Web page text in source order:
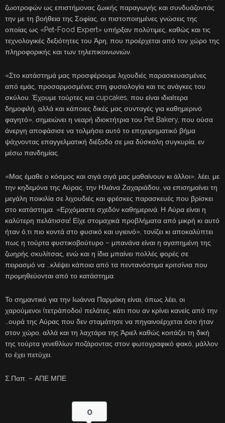
ζωοτροφών ως επιστήμονας ζωικής παραγωγής και συνδυάζοντάς
την με τη βοήθεια της Σοφίας, οι πιστοποιημένες γνώσεις της
οποίας ως «Pet-Food Εxpert» υπήρξαν πολύτιμες, καθώς και τις
τεχνολογικές δεξιότητες του Άρη, που προέρχεται από τον χώρο της
πληροφορικής και των τηλεπικοινωνιών.
«Στο κατάστημά μας προσφέρουμε λιχουδιές παρασκευασμένες
από εμάς, προσαρμοσμένες στη φυσιολογία και τις ανάγκες του
σκύλου. Έχουμε τούρτες και cupcakes, που είναι ιδιαίτερα
δημοφιλή, αλλά και κάποιες δικές μας συνταγές για καθημερινό
φαγητό», σημειώνει η νεαρή ιδιοκτήτρια του Pet Bakery, που ούσα
άνεργη αποφάσισε να τολμήσει αυτό το επιχειρηματικό βήμα
ψάχνοντας επαγγελματική διέξοδο σε μια δύσκολη συγκυρία, εν
μέσω πανδημίας.
«Μας έμαθε ο κόσμος και σιγά σιγά μας μαθαίνουν κι άλλοι», λέει, με
την κηδεμόνα της Αύρας, την Ηλιάνα Ζαχαριάδου, να επισημαίνει τη
μεγάλη ποικιλία σε λιχουδιές και φρέσκες παρασκευές που βρίσκει
στο κατάστημα. «Ερχόμαστε σχεδόν καθημερινά. Η Αύρα είναι η
καλύτερη πελάτισσα! Είχε στομαχικά προβλήματα από μικρή κι αυτό
ήταν ό,τι πιο κοντά στο φυσικό και υγιεινό», τονίζει κι αποκαλύπτει
πως η τούρτα φυστικοβούτυρο – μπανάνα είναι η αγαπημένη της
ζωηρής σκυλίτσας, ενώ και η ίδια μπαίνει πολλές φορές σε
πειρασμό να …κλέψει κάποια από τα πεντανόστιμα κριτσίνια που
προμηθεύονται από το κατάστημα.
Το σημαντικό για την Ιωάννα Παρμάκη είναι, όπως λέει, οι
χαρούμενοι (τετράποδοι) πελάτες, κάτι που αν κρίνει κανείς από την
…ουρά της Αύρας που δεν σταμάτησε να πηγαινοέρχεται όσο ήταν
στον χώρο, αλλά και τη λαχτάρα της Άριελ καθώς κοιτάζει τη δική
της τούρτα γενεθλίων ποζάροντας στον φωτογραφικό φακό, μάλλον
το έχει πετύχει.
Σ.Παπ. – ΑΠΕ ΜΠΕ
0